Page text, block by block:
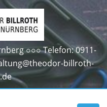
○○○ Telefon: 0911-
billroth-